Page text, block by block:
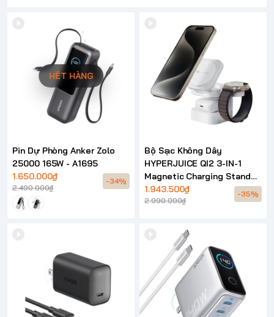
HẾT HÀNG
Pin Dự Phòng Anker Zolo
25000 165W - A1695
1.650.000₫
2.490.000₫
-34%
Bộ Sạc Không Dây
HYPERJUICE QI2 3-IN-1
Magnetic Charging Stand
HJ3320
1.943.500₫
2.990.000₫
-35%